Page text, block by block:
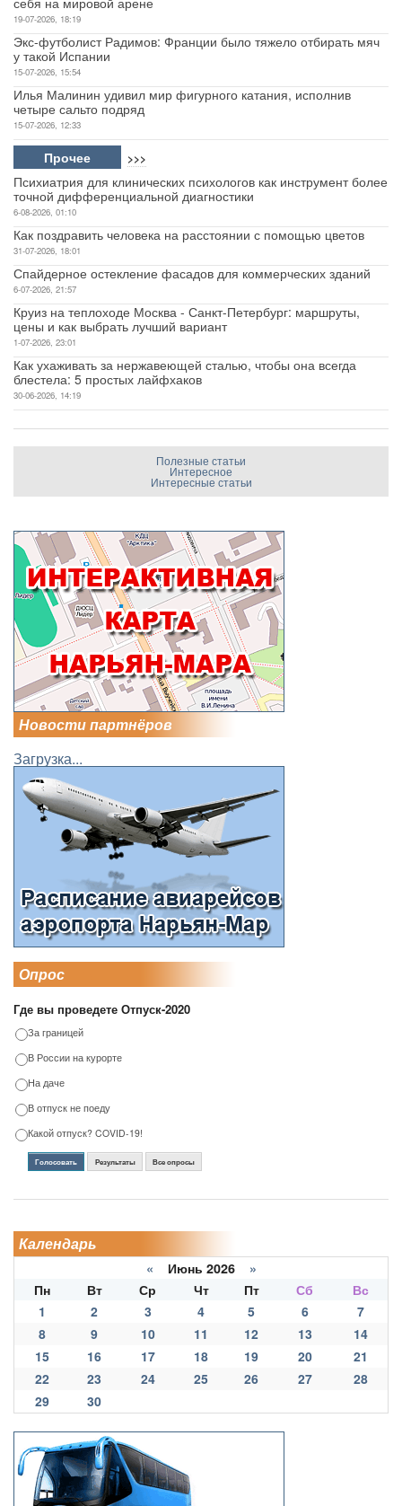
19-07-2026, 18:19
Экс-футболист Радимов: Франции было тяжело отбирать мяч
у такой Испании
15-07-2026, 15:54
Илья Малинин удивил мир фигурного катания, исполнив
четыре сальто подряд
15-07-2026, 12:33
Прочее >>>
Психиатрия для клинических психологов как инструмент более
точной дифференциальной диагностики
6-08-2026, 01:10
Как поздравить человека на расстоянии с помощью цветов
31-07-2026, 18:01
Спайдерное остекление фасадов для коммерческих зданий
6-07-2026, 21:57
Круиз на теплоходе Москва - Санкт-Петербург: маршруты,
цены и как выбрать лучший вариант
1-07-2026, 23:01
Как ухаживать за нержавеющей сталью, чтобы она всегда
блестела: 5 простых лайфхаков
30-06-2026, 14:19
Полезные статьи
Интересное
Интересные статьи
Новости партнёров
Загрузка...
Опрос
Где вы проведете Отпуск-2020
За границей
В России на курорте
На даче
В отпуск не поеду
Какой отпуск? COVID-19!
Голосовать Результаты Все опросы
Календарь
« Июнь 2026 »
Пн
Вт Ср Чт Пт Сб
Вс
1
2 3 4 5 6
7
8
9 10 11 12 13
14
15
16 17 18 19 20
21
22
23 24 25 26 27
28
29
30